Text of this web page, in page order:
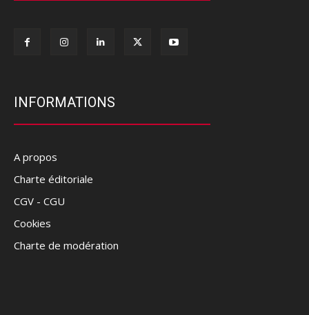
INFORMATIONS
A propos
Charte éditoriale
CGV - CGU
Cookies
Charte de modération